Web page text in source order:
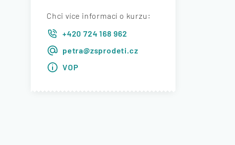
Chci více informací o kurzu
+420 724 168 962
petra@zsprodeti.cz
VOP